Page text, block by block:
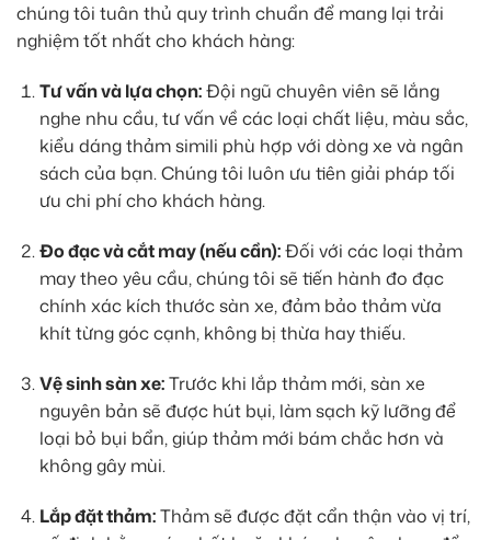
chúng tôi tuân thủ quy trình chuẩn để mang lại trải
nghiệm tốt nhất cho khách hàng:
Tư vấn và lựa chọn:Đội ngũ chuyên viên sẽ lắng
nghe nhu cầu, tư vấn về các loại chất liệu, màu sắc,
kiểu dáng thảm simili phù hợp với dòng xe và ngân
sách của bạn. Chúng tôi luôn ưu tiên giải pháp tối
ưu chi phí cho khách hàng.
Đo đạc và cắt may (nếu cần):Đối với các loại thảm
may theo yêu cầu, chúng tôi sẽ tiến hành đo đạc
chính xác kích thước sàn xe, đảm bảo thảm vừa
khít từng góc cạnh, không bị thừa hay thiếu.
Vệ sinh sàn xe:Trước khi lắp thảm mới, sàn xe
nguyên bản sẽ được hút bụi, làm sạch kỹ lưỡng để
loại bỏ bụi bẩn, giúp thảm mới bám chắc hơn và
không gây mùi.
Lắp đặt thảm:Thảm sẽ được đặt cẩn thận vào vị trí,